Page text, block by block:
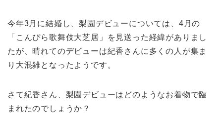
今年3月に結婚し、梨園デビューについては、4月の
「こんぴら歌舞伎大芝居」を見送った経緯がありまし
たが、晴れてのデビューは紀香さんに多くの人が集ま
り大混雑となったようです。
さて紀香さん、梨園デビューはどのようなお着物で臨
まれたのでしょうか？